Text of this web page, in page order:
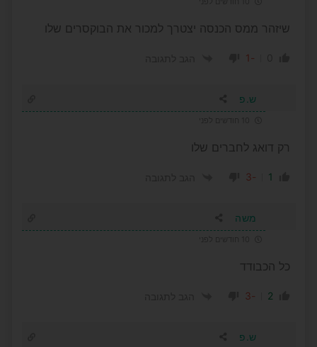
שיזהר ממס הכנסה יצטרך למכור את הבוקסרים שלו
-1
ש.פ
רק דואג לחברים שלו
1
-3
משה
כל הכבודד
2
-3
ש.פ